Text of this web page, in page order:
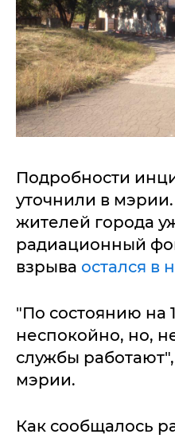
Подробности
уточнили в
жителей города
радиационный
взрыва остался в
"По состоянию на
неспокойно, но,
службы
мэрии.
Как сообщалось